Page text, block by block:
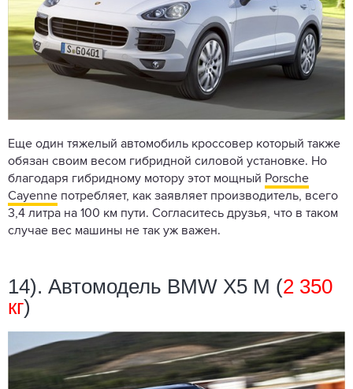
Еще один тяжелый автомобиль кроссовер который также
обязан своим весом гибридной силовой установке. Но
благодаря гибридному мотору этот мощный Porsche
Cayenne потребляет, как заявляет производитель, всего
3,4 литра на 100 км пути. Согласитесь друзья, что в таком
случае вес машины не так уж важен.
14). Автомодель BMW X5 M (2 350
кг)